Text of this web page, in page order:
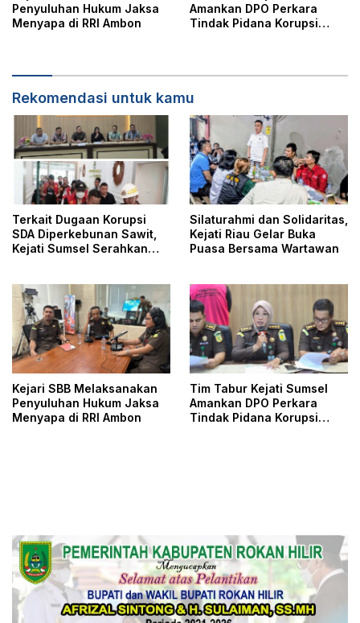
Penyuluhan Hukum Jaksa
Menyapa di RRI Ambon
Amankan DPO Perkara
Tindak Pidana Korupsi
Rekomendasi untuk kamu
Terkait Dugaan Korupsi
SDA Diperkebunan Sawit,
Kejati Sumsel Serahkan
Silaturahmi dan Solidaritas,
Kejati Riau Gelar Buka
Puasa Bersama Wartawan
Kejari SBB Melaksanakan
Penyuluhan Hukum Jaksa
Menyapa di RRI Ambon
Tim Tabur Kejati Sumsel
Amankan DPO Perkara
Tindak Pidana Korupsi